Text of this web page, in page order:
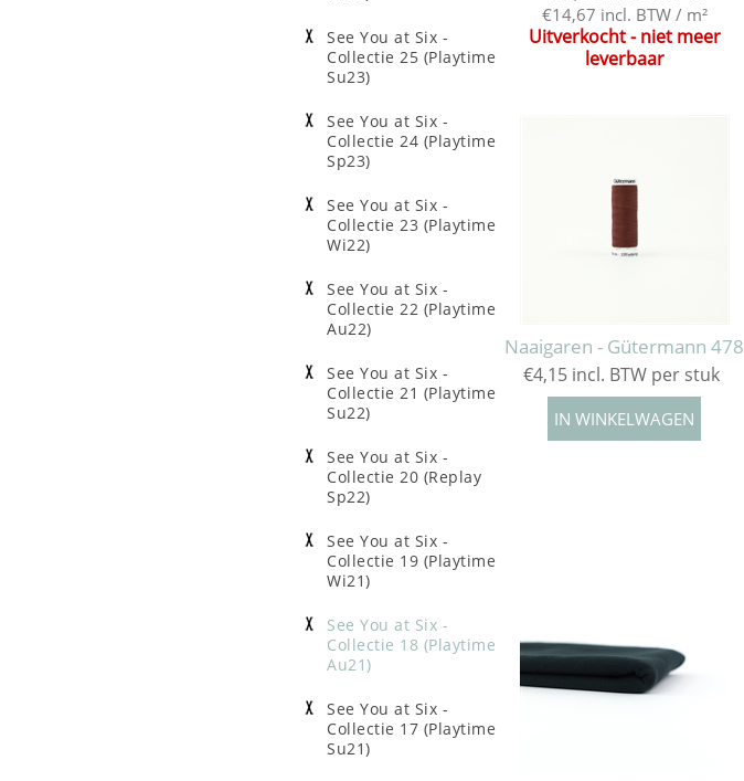
€14,67 incl. BTW / m²
Uitverkocht - niet meer
leverbaar
Naaigaren - Gütermann 478
€4,15 incl. BTW per stuk
See You at Six -
Collectie 25 (Playtime
Su23)
See You at Six -
Collectie 24 (Playtime
Sp23)
See You at Six -
Collectie 23 (Playtime
Wi22)
See You at Six -
Collectie 22 (Playtime
Au22)
See You at Six -
Collectie 21 (Playtime
Su22)
See You at Six -
Collectie 20 (Replay
Sp22)
See You at Six -
Collectie 19 (Playtime
Wi21)
See You at Six -
Collectie 18 (Playtime
Au21)
See You at Six -
Collectie 17 (Playtime
Su21)